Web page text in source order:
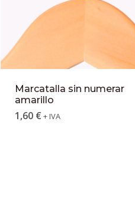
Marcatalla sin numerar
amarillo
1,60 € + IVA